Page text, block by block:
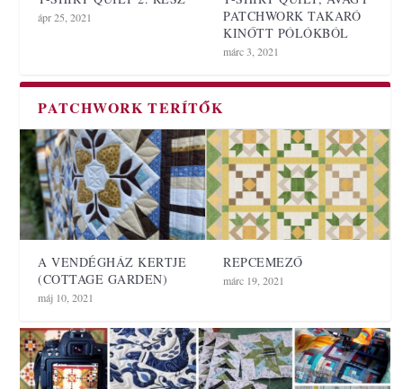
ápr 25, 2021
PATCHWORK TAKARÓ
KINŐTT PÓLÓKBÓL
márc 3, 2021
PATCHWORK TERÍTŐK
A VENDÉGHÁZ KERTJE
(COTTAGE GARDEN)
máj 10, 2021
REPCEMEZŐ
márc 19, 2021